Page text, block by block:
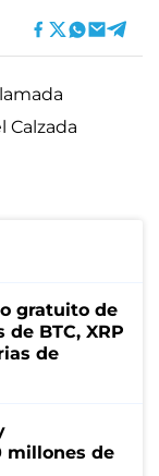
Calzada
gratuito de
BTC, XRP
de
millones de